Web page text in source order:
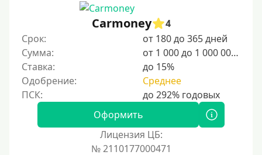
Carmoney
4
Срок:
от 180 до 365 дней
Сумма:
от 1 000 до 1 000 000 ₽
Ставка:
до 15%
Одобрение:
Среднее
Оформить
Лицензия ЦБ:
№ 2110177000471